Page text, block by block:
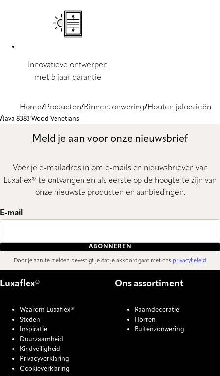
Innovatieve ontwerpen
met 5 jaar garantie
Home Producten Binnenzonwering Houten jaloezieën
Java 8383 Wood Venetians
Meld je aan voor onze nieuwsbrief
Voer je e-mailadres in om e-mails en nieuwsbrieven van
Luxaflex® te ontvangen en als eerste op de hoogte te zijn van
onze nieuwste producten en aanbiedingen.
E-mail
ABONNEREN
Door je aan te melden bevestigt je dat je akkoord gaat met ons privacybeleid.
Luxaflex®
Waarom Luxaflex®
Steden
Inspiratie
Duurzaamheid
Kindveiligheid
Privacyverklaring
Cookieverklaring
Ons assortiment
Raamdecoratie
Horren
Buitenzonwering